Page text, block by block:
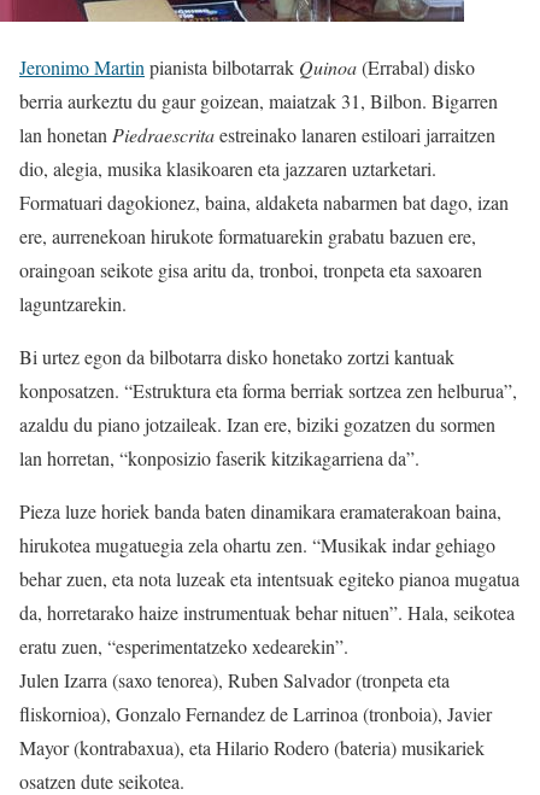
Jeronimo Martin pianista bilbotarrak Quinoa(Errabal) disko
berria aurkeztu du gaur goizean, maiatzak 31, Bilbon. Bigarren
lan honetan Piedraescritaestreinako lanaren estiloari jarraitzen
dio, alegia, musika klasikoaren eta jazzaren uztarketari.
Formatuari dagokionez, baina, aldaketa nabarmen bat dago, izan
ere, aurrenekoan hirukote formatuarekin grabatu bazuen ere,
oraingoan seikote gisa aritu da, tronboi, tronpeta eta saxoaren
laguntzarekin.
Bi urtez egon da bilbotarra disko honetako zortzi kantuak
konposatzen. “Estruktura eta forma berriak sortzea zen helburua”,
azaldu du piano jotzaileak. Izan ere, biziki gozatzen du sormen
lan horretan, “konposizio faserik kitzikagarriena da”.
Pieza luze horiek banda baten dinamikara eramaterakoan baina,
hirukotea mugatuegia zela ohartu zen. “Musikak indar gehiago
behar zuen, eta nota luzeak eta intentsuak egiteko pianoa mugatua
da, horretarako haize instrumentuak behar nituen”. Hala, seikotea
eratu zuen, “esperimentatzeko xedearekin”.
Julen Izarra (saxo tenorea), Ruben Salvador (tronpeta eta
fliskornioa), Gonzalo Fernandez de Larrinoa (tronboia), Javier
Mayor (kontrabaxua), eta Hilario Rodero (bateria) musikariek
osatzen dute seikotea.